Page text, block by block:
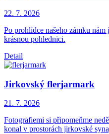
22. 7. 2026
Po prohlídce našeho zámku
krásnou pohlednici.
Detail
Jirkovský flerjarmark
21. 7. 2026
Fotografiemi si připomeňme
konal v prostorách jirkovské